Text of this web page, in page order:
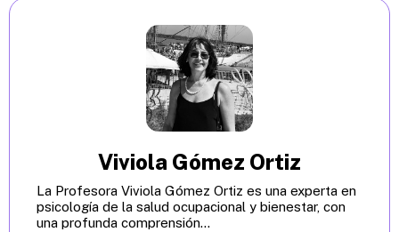
Viviola Gómez Ortiz
La Profesora Viviola Gómez Ortiz es una experta en
psicología de la salud ocupacional y bienestar, con
una profunda comprensión...